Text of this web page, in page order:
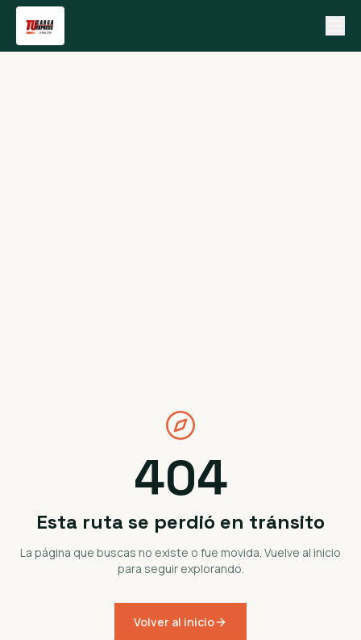
404
Esta ruta se perdió en tránsito
La página que buscas no existe o fue movida. Vuelve al inicio
para seguir explorando.
Volver al inicio